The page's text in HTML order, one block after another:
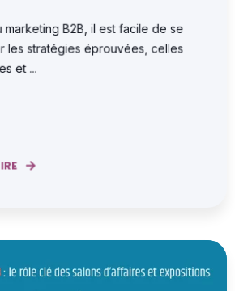
marketing B2B, il est facile de se
les stratégies éprouvées, celles
et ...